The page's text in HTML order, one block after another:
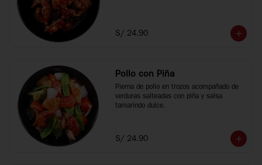
S/ 24.90
Pollo con Piña
Pierna de pollo en trozos acompañado de
verduras salteadas con piña y salsa
tamarindo dulce.
S/ 24.90